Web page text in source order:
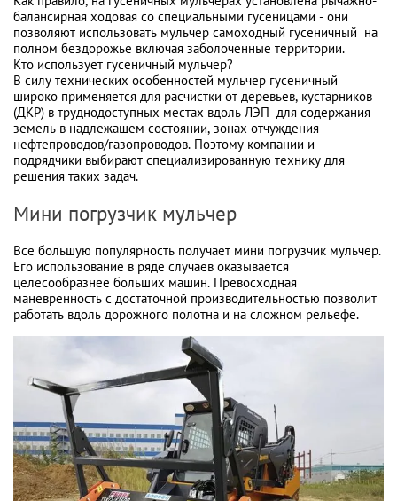
балансирная ходовая со специальными гусеницами - они
позволяют использовать мульчер самоходный гусеничный на
полном бездорожье включая заболоченные территории.
Кто использует гусеничный мульчер?
В силу технических особенностей мульчер гусеничный
широко применяется для расчистки от деревьев, кустарников
(ДКР) в труднодоступных местах вдоль ЛЭП для содержания
земель в надлежащем состоянии, зонах отчуждения
нефтепроводов/газопроводов. Поэтому компании и
подрядчики выбирают специализированную технику для
решения таких задач.
Мини погрузчик мульчер
Всё большую популярность получает мини погрузчик мульчер.
Его использование в ряде случаев оказывается
целесообразнее больших машин. Превосходная
маневренность с достаточной производительностью позволит
работать вдоль дорожного полотна и на сложном рельефе.